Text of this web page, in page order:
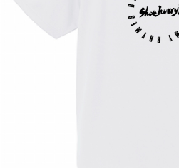
SHOEHURRY!/RBAアパレル
RHYMES BASKETBALL ACADEMY
SHOEHURRY! LOGO